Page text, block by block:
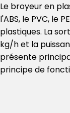
Le broyeur en
l'ABS, le PVC, le
plastiques. La
kg/h et la
présente
principe de